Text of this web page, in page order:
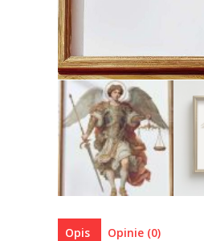
Opis Opinie (0)